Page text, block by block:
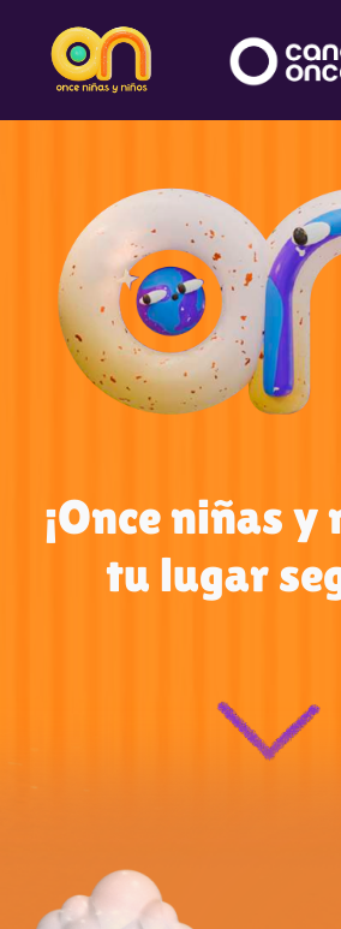
¡Once niñas y
tu lugar